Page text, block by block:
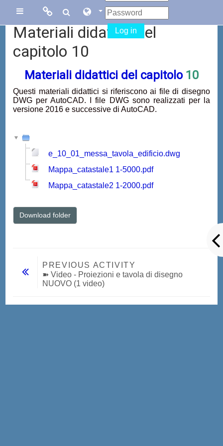
Links
Menu
Sito di Corsi in
Rete
online di
AutoCAD
Links
collegati
Facebook
Blog Gasparini
Log in
Materiali didattici del
capitolo 10
Materiali didattici del capitolo10
Questi materiali didattici si riferiscono ai file di disegno
DWG per AutoCAD. I file DWG sono realizzati per la
versione 2016 e successive di AutoCAD.
e_10_01_messa_tavola_edificio.dwg
Mappa_catastale1 1-5000.pdf
Mappa_catastale2 1-2000.pdf
Download folder
PREVIOUS ACTIVITY
➽ Video - Proiezioni e tavola di disegno
NUOVO (1 video)